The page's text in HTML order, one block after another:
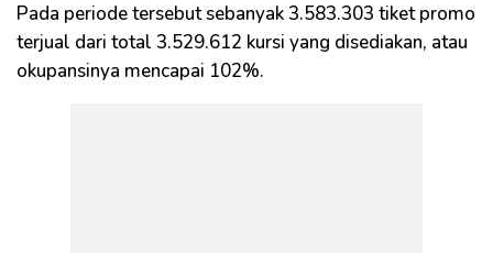
Pada periode tersebut sebanyak 3.583.303 tiket promo
terjual dari total 3.529.612 kursi yang disediakan, atau
okupansinya mencapai 102%.